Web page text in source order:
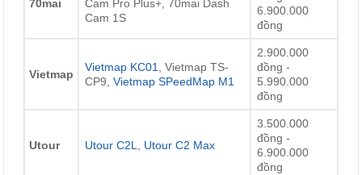
70mai
Cam Pro Plus+, 70mai Dash
Cam 1S
6.900.000
đồng
Vietmap
Vietmap KC01, Vietmap TS-
CP9,Vietmap SPeedMap M1
2.900.000
đồng -
5.990.000
đồng
Utour Utour C2L, Utour C2 Max
3.500.000
đồng -
6.900.000
đồng